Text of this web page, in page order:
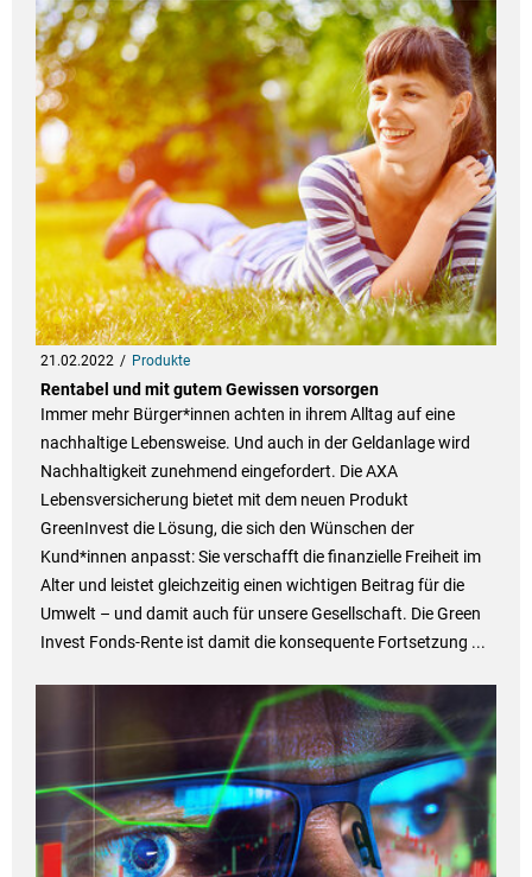
21.02.2022 Produkte
Rentabel und mit gutem Gewissen vorsorgen
Immer mehr Bürger*innen achten in ihrem Alltag auf eine
nachhaltige Lebensweise. Und auch in der Geldanlage wird
Nachhaltigkeit zunehmend eingefordert. Die AXA
Lebensversicherung bietet mit dem neuen Produkt
GreenInvest die Lösung, die sich den Wünschen der
Kund*innen anpasst: Sie verschafft die finanzielle Freiheit im
Alter und leistet gleichzeitig einen wichtigen Beitrag für die
Umwelt – und damit auch für unsere Gesellschaft. Die Green
Invest Fonds-Rente ist damit die konsequente Fortsetzung ...